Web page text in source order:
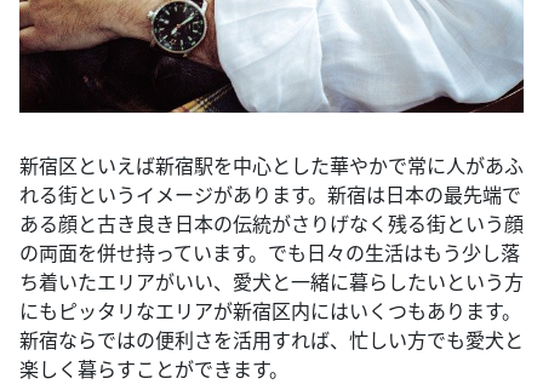
新宿区といえば新宿駅を中心とした華やかで常に人があふ
れる街というイメージがあります。新宿は日本の最先端で
ある顔と古き良き日本の伝統がさりげなく残る街という顔
の両面を併せ持っています。でも日々の生活はもう少し落
ち着いたエリアがいい、愛犬と一緒に暮らしたいという方
にもピッタリなエリアが新宿区内にはいくつもあります。
新宿ならではの便利さを活用すれば、忙しい方でも愛犬と
楽しく暮らすことができます。